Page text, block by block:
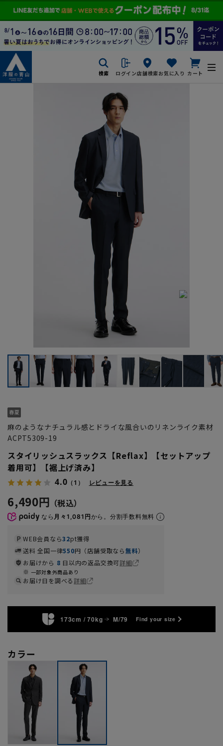
検索 ログイン店舗検索お気に入り カート
麻のようなナチュラル感とドライな風合いのリネンライク素材
ACPT5309-19
スタイリッシュスラックス【Reflax】【セットアップ
着用可】【裾上げ済み】
4.0 （1） レビューを見る
6,490円
なら 月々1,081円から。分割手数料無料
WEB会員なら32pt獲得
送料 全国一律550円（店舗受取なら無料）
お届けから 8 日以内の返品交換可詳細
一部対象外商品あり
お届け日を調べる詳細
173cm / 70kg M/79 Find your size
カラー